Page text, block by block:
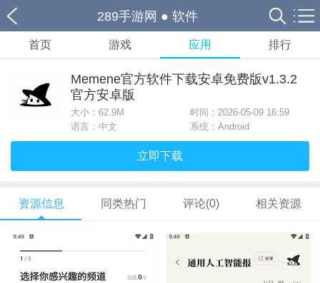
289手游网 ● 软件
首页 游戏 应用 排行
Memene官方软件下载安卓免费版v1.3.2
官方安卓版
大小： 62.9M
时间：2026-05-09 16:59
语言：中文
系统：Android
立即下载
资源信息 同类热门 评论(0) 相关资源